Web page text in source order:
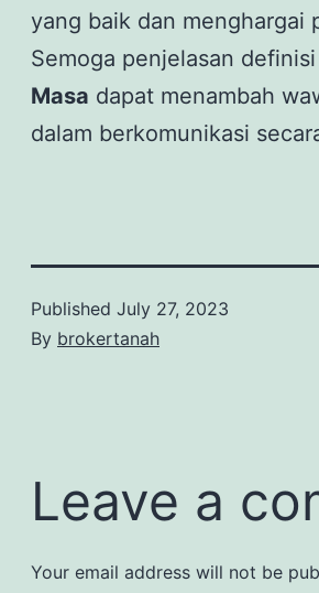
yang baik dan menghargai
Semoga penjelasan
Masa dapat menambah
dalam berkomunikasi
Published July 27, 2023
By brokertanah
Leave a
Your email address will not be